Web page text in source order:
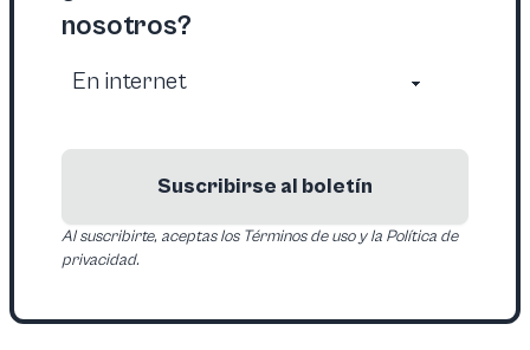
nosotros?
Suscribirse al boletín
Al suscribirte, aceptas los Términos de uso y la Política de
privacidad.